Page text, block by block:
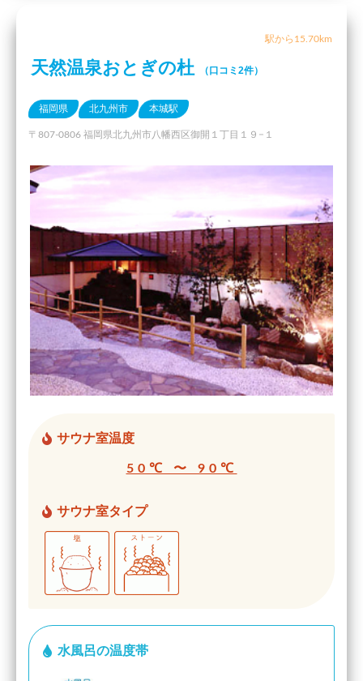
駅から15.70km
天然温泉おとぎの杜 （口コミ2件）
福岡県 北九州市 本城駅
〒807-0806 福岡県北九州市八幡西区御開１丁目１９−１
サウナ室温度
50℃ 〜 90℃
サウナ室タイプ
水風呂の温度帯